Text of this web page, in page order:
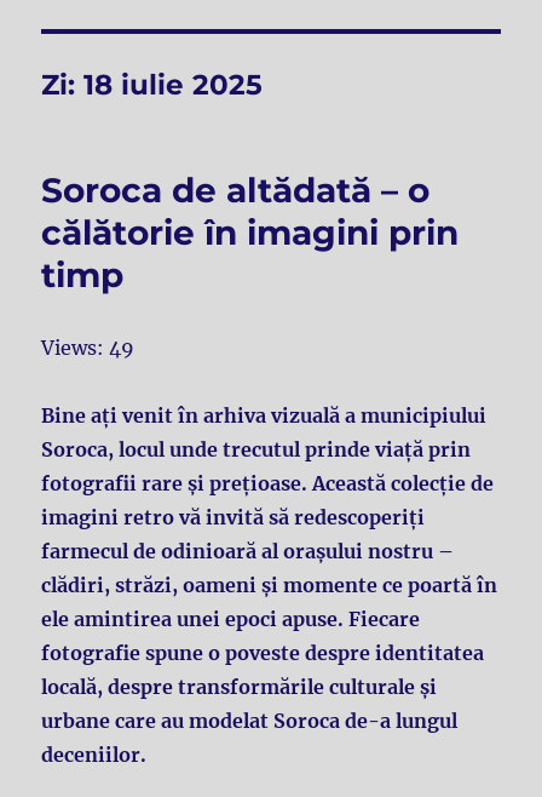
Zi:18 iulie 2025
Soroca de altădată – o
călătorie în imagini prin
timp
Views: 49
Bine ați venit în arhiva vizuală a municipiului
Soroca, locul unde trecutul prinde viață prin
fotografii rare și prețioase. Această colecție de
imagini retro vă invită să redescoperiți
farmecul de odinioară al orașului nostru –
clădiri, străzi, oameni și momente ce poartă în
ele amintirea unei epoci apuse. Fiecare
fotografie spune o poveste despre identitatea
locală, despre transformările culturale și
urbane care au modelat Soroca de-a lungul
deceniilor.